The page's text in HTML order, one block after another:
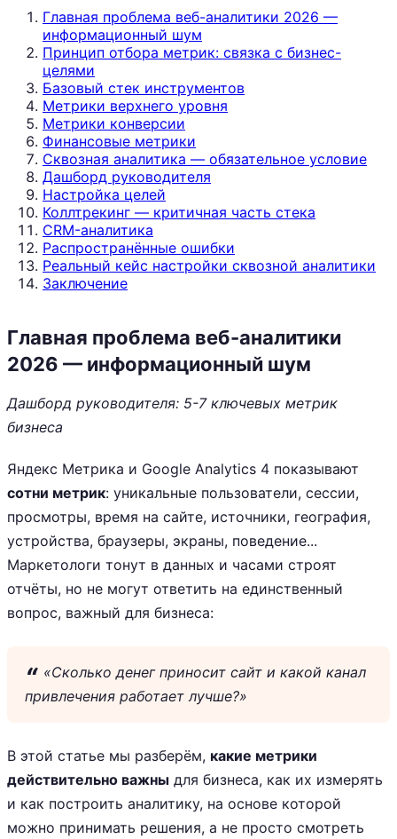
Главная проблема веб-аналитики 2026 —
информационный шум
Принцип отбора метрик: связка с бизнес-
целями
Базовый стек инструментов
Метрики верхнего уровня
Метрики конверсии
Финансовые метрики
Сквозная аналитика — обязательное условие
Дашборд руководителя
Настройка целей
Коллтрекинг — критичная часть стека
CRM-аналитика
Распространённые ошибки
Реальный кейс настройки сквозной аналитики
Заключение
Главная проблема веб-аналитики
2026 — информационный шум
Дашборд руководителя: 5-7 ключевых метрик
бизнеса
Яндекс Метрика и Google Analytics 4 показывают
сотни метрик: уникальные пользователи, сессии,
просмотры, время на сайте, источники, география,
устройства, браузеры, экраны, поведение...
Маркетологи тонут в данных и часами строят
отчёты, но не могут ответить на единственный
вопрос, важный для бизнеса:
«Сколько денег приносит сайт и какой канал
привлечения работает лучше?»
В этой статье мы разберём, какие метрики
действительно важны для бизнеса, как их измерять
и как построить аналитику, на основе которой
можно принимать решения, а не просто смотреть